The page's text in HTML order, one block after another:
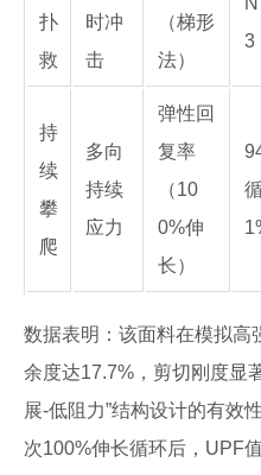
扑
救
时冲
击
（梯形
法）
3
持
续
攀
爬
多向
持续
应力
弹性回
复率
（10
0%伸
长）
数据表明：该面料在模拟高
余度达17.7%，剪切刚度显
展-低阻力”结构设计的有效
次100%伸长循环后，UPF